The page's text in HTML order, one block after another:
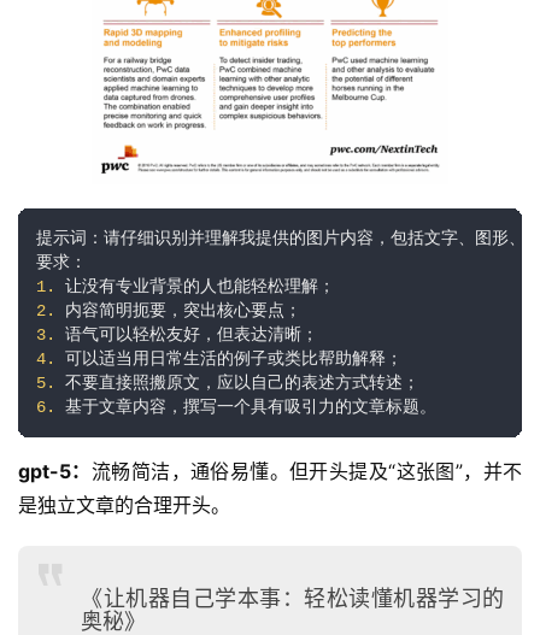
提示词：请仔细识别并理解我提供的图片内容，包括文字、图形
1.
2.
3.
4.
5.
6.
基于文章内容，撰写一个具有吸引力的文章标题。
gpt-5： 流畅简洁，通俗易懂。但开头提及“这张图”，并不
是独立文章的合理开头。
《让机器自己学本事：轻松读懂机器学习的
奥秘》